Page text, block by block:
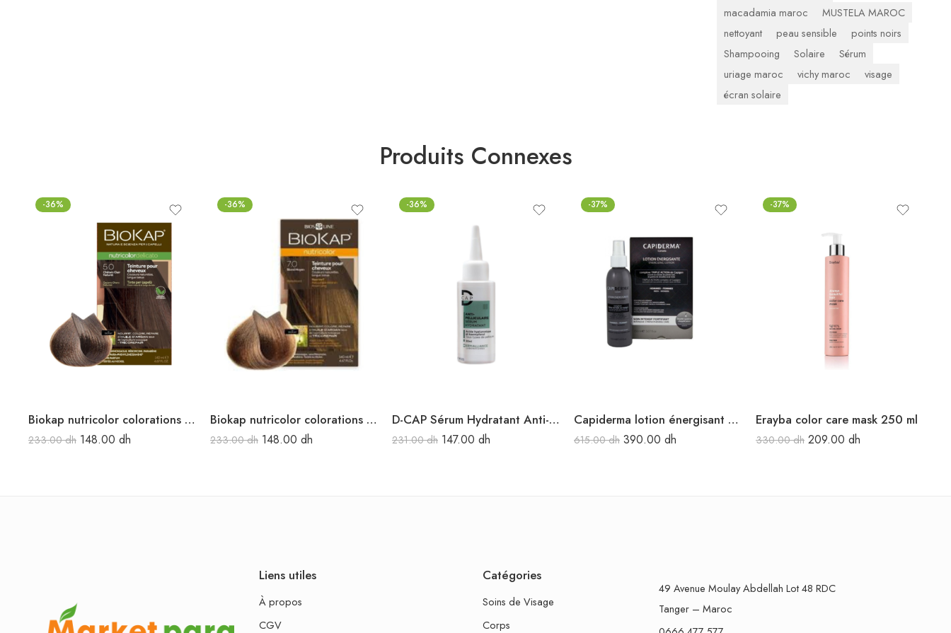
macadamia maroc
MUSTELA MAROC
nettoyant
peau sensible
points noirs
Shampooing
Solaire
Sérum
uriage maroc
vichy maroc
visage
écran solaire
Produits Connexes
-36%
Biokap nutricolor colorations naturelles 5.0 châtain clair naturel
233.00dh 148.00 dh
-36%
Biokap nutricolor colorations naturelles 7.0 blond moyen naturel
233.00dh 148.00 dh
-36%
D-CAP Sérum Hydratant Anti-Pelliculaire 50ml
231.00dh 147.00 dh
-37%
Capiderma lotion énergisant anti-chute 150 ml
615.00dh 390.00 dh
-37%
Erayba color care mask 250 ml
330.00dh 209.00 dh
Liens utiles
À propos
CGV
Catégories
Soins de Visage
Corps
49 Avenue Moulay Abdellah Lot 48 RDC
Tanger – Maroc